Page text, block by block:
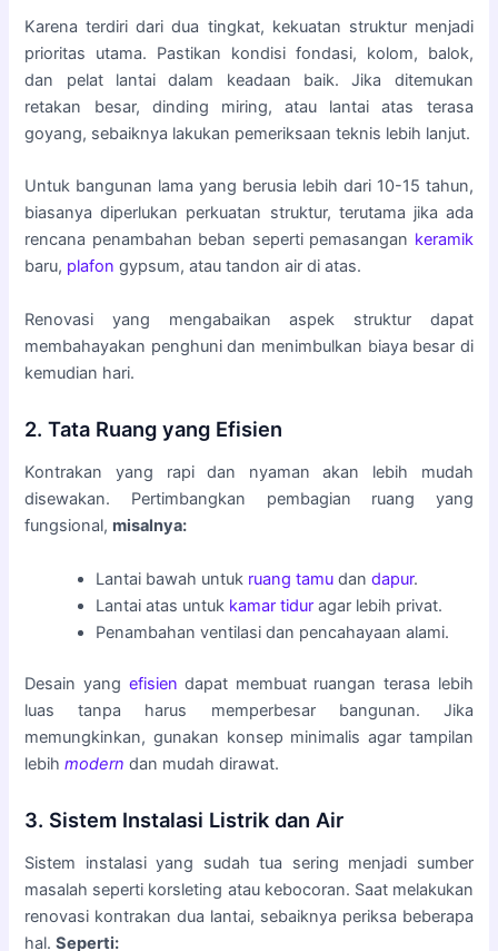
Karena terdiri dari dua tingkat, kekuatan struktur menjadi
prioritas utama. Pastikan kondisi fondasi, kolom, balok,
dan pelat lantai dalam keadaan baik. Jika ditemukan
retakan besar, dinding miring, atau lantai atas terasa
goyang, sebaiknya lakukan pemeriksaan teknis lebih lanjut.
Untuk bangunan lama yang berusia lebih dari 10-15 tahun,
biasanya diperlukan perkuatan struktur, terutama jika ada
rencana penambahan beban seperti pemasangan keramik
baru, plafon gypsum, atau tandon air di atas.
Renovasi yang mengabaikan aspek struktur dapat
membahayakan penghuni dan menimbulkan biaya besar di
kemudian hari.
2. Tata Ruang yang Efisien
Kontrakan yang rapi dan nyaman akan lebih mudah
disewakan. Pertimbangkan pembagian ruang yang
fungsional, misalnya:
Lantai bawah untuk ruang tamu dandapur.
Lantai atas untuk kamar tidur agar lebih privat.
Penambahan ventilasi dan pencahayaan alami.
Desain yang efisien dapat membuat ruangan terasa lebih
luas tanpa harus memperbesar bangunan. Jika
memungkinkan, gunakan konsep minimalis agar tampilan
lebihmodern dan mudah dirawat.
3. Sistem Instalasi Listrik dan Air
Sistem instalasi yang sudah tua sering menjadi sumber
masalah seperti korsleting atau kebocoran. Saat melakukan
renovasi kontrakan dua lantai, sebaiknya periksa beberapa
hal.Seperti: